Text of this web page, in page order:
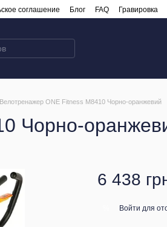
соглашение Блог FAQ Гравировка
Велотренажер ONE Fitness M8410 Чорно-оранжевий
Чорно-
6 438
Войти для